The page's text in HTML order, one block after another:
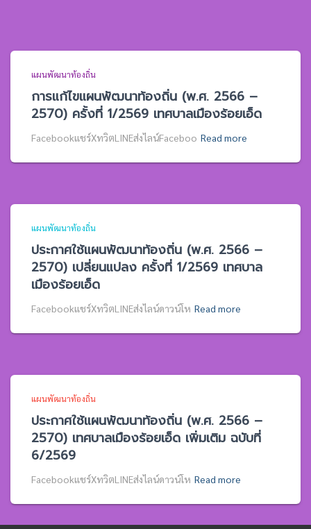
แผนพัฒนาท้องถิ่น
การแก้ไขแผนพัฒนาท้องถิ่น (พ.ศ. 2566 –
2570) ครั้งที่ 1/2569 เทศบาลเมืองร้อยเอ็ด
Facebookแชร์XทวิตLINEส่งไลน์Faceboo Read more
แผนพัฒนาท้องถิ่น
ประกาศใช้แผนพัฒนาท้องถิ่น (พ.ศ. 2566 –
2570) เปลี่ยนแปลง ครั้งที่ 1/2569 เทศบาล
เมืองร้อยเอ็ด
Facebookแชร์XทวิตLINEส่งไลน์ดาวน์โห Read more
แผนพัฒนาท้องถิ่น
ประกาศใช้แผนพัฒนาท้องถิ่น (พ.ศ. 2566 –
2570) เทศบาลเมืองร้อยเอ็ด เพิ่มเติม ฉบับที่
6/2569
Facebookแชร์XทวิตLINEส่งไลน์ดาวน์โห Read more